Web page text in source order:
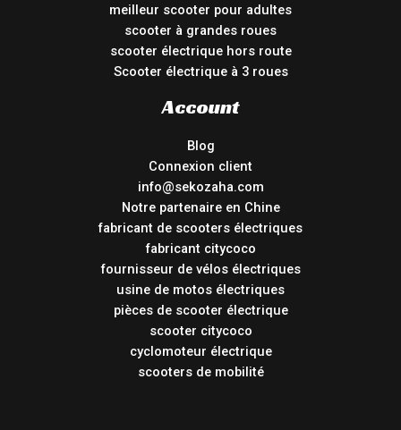
meilleur scooter pour adultes
scooter à grandes roues
scooter électrique hors route
Scooter électrique à 3 roues
Account
Blog
Connexion client
info@sekozaha.com
Notre partenaire en Chine
fabricant de scooters électriques
fabricant citycoco
fournisseur de vélos électriques
usine de motos électriques
pièces de scooter électrique
scooter citycoco
cyclomoteur électrique
scooters de mobilité